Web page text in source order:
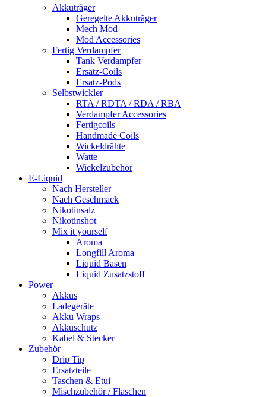
Akkuträger
Geregelte Akkuträger
Mech Mod
Mod Accessories
Fertig Verdampfer
Tank Verdampfer
Ersatz-Coils
Ersatz-Pods
Selbstwickler
RTA / RDTA / RDA / RBA
Verdampfer Accessories
Fertigcoils
Handmade Coils
Wickeldrähte
Watte
Wickelzubehör
E-Liquid
Nach Hersteller
Nach Geschmack
Nikotinsalz
Nikotinshot
Mix it yourself
Aroma
Longfill Aroma
Liquid Basen
Liquid Zusatzstoff
Power
Akkus
Ladegeräte
Akku Wraps
Akkuschutz
Kabel & Stecker
Zubehör
Drip Tip
Ersatzteile
Taschen & Etui
Mischzubehör / Flaschen